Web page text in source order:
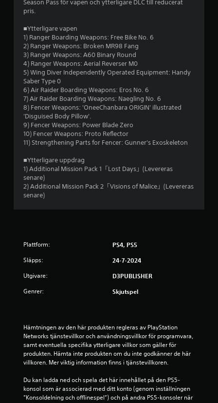
g
å
s
j
f
b
a
Season Pass för vapen och ytterligare DLC till reducerat
pris.
■Ytterligare vapen
1) Ranger Boarding Weapons: Free Bike No. 6
2) Ranger Weapons: Broken MR98 Fang
3) Ranger Weapons: A60 Binary Round
4) Ranger Weapons: Aerial Reverser M0
5) Wing Diver Independently Operated Equipment: Handy
Saber Type 0
6) Air Raider Boarding Weapons: Eros No. 6
7) Air Raider Boarding Weapons: Naegling No. 6
8) Fencer Weapons: 'OneeChanbara ORIGIN' illustrated
'Disguised Body Pillow'.
9) Fencer Weapons: Power Blade Zero
10) Fencer Weapons: Proto Reflector
11) Strengthening Parts for Fencer: Gunner's Exoskeleton
■Ytterligare uppdrag
1) Additional Mission Pack 1「Lost Days」(Levereras
senare)
2) Additional Mission Pack 2「Visions of Malice」(Levereras
senare)
Plattform: PS4, PS5
Släpps: 24-7-2024
Utgivare: D3PUBLISHER
Genrer: Skjutspel
Hämtningen av den här produkten regleras av PlayStation
Networks tjänstevillkor och användningsvillkor för programvara,
samt eventuella specifika ytterligare villkor som gäller för
produkten. Hämta inte produkten om du inte godkänner de här
villkoren. Mer viktig information finns i tjänstevillkoren.
Du kan ladda ned och spela det här innehållet på den PS5-
konsol som är associerad med ditt konto (genom inställningen
”Konsoldelning och offlinespel”) och på andra PS5-konsoler när